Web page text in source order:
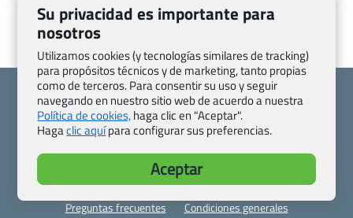
Pasaporte, Visado, Salud y otras disposiciones específicas
Blog de Viajes.com
Registro de agencias
Preguntas frecuentes
Condiciones generales
Su privacidad es importante para
nosotros
Utilizamos cookies (y tecnologías similares de tracking)
para propósitos técnicos y de marketing, tanto propias
como de terceros. Para consentir su uso y seguir
navegando en nuestro sitio web de acuerdo a nuestra
Política de cookies,haga clic en "Aceptar".
Hagaclic aquípara configurar sus preferencias.
Aceptar